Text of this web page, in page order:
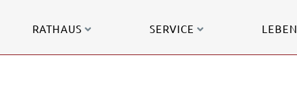
RATHAUS SERVICE LEBEN